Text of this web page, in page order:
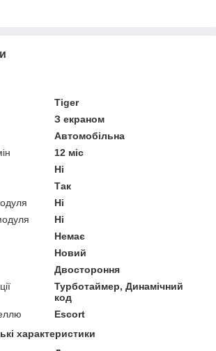
Tiger
З екраном
Автомобільна
12 міс
Ні
Так
Ні
Ні
Немає
Новий
Двостороння
Турботаймер, Динамічний
код
Escort
характеристики